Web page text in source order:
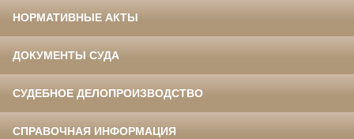
НОРМАТИВНЫЕ АКТЫ
ДОКУМЕНТЫ СУДА
СУДЕБНОЕ ДЕЛОПРОИЗВОДСТВО
СПРАВОЧНАЯ ИНФОРМАЦИЯ